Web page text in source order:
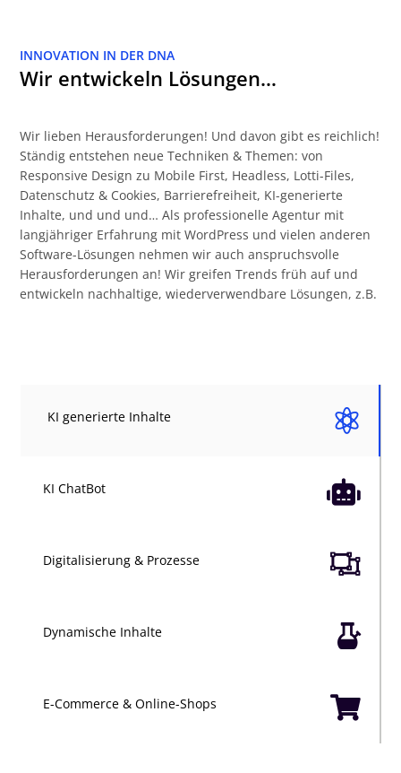
INNOVATION IN DER DNA
Wir entwickeln Lösungen…
Wir lieben Herausforderungen! Und davon gibt es reichlich!
Ständig entstehen neue Techniken & Themen: von
Responsive Design zu Mobile First, Headless, Lotti-Files,
Datenschutz & Cookies, Barrierefreiheit, KI-generierte
Inhalte, und und und… Als professionelle Agentur mit
langjähriger Erfahrung mit WordPress und vielen anderen
Software-Lösungen nehmen wir auch anspruchsvolle
Herausforderungen an! Wir greifen Trends früh auf und
entwickeln nachhaltige, wiederverwendbare Lösungen, z.B.

KI generierte Inhalte

KI ChatBot

Digitalisierung & Prozesse

Dynamische Inhalte

E-Commerce & Online-Shops